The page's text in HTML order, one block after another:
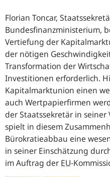
Florian Toncar,
Bundesfinanzministerium,
Vertiefung der
der nötigen
Transformation der
Investitionen erforderlich.
Kapitalmarktunion einen
auch Wertpapierfirmen
der Staatssekretär in seiner
spielt in diesem
Bürokratieabbau eine
in seiner Einschätzung
im Auftrag der EU-